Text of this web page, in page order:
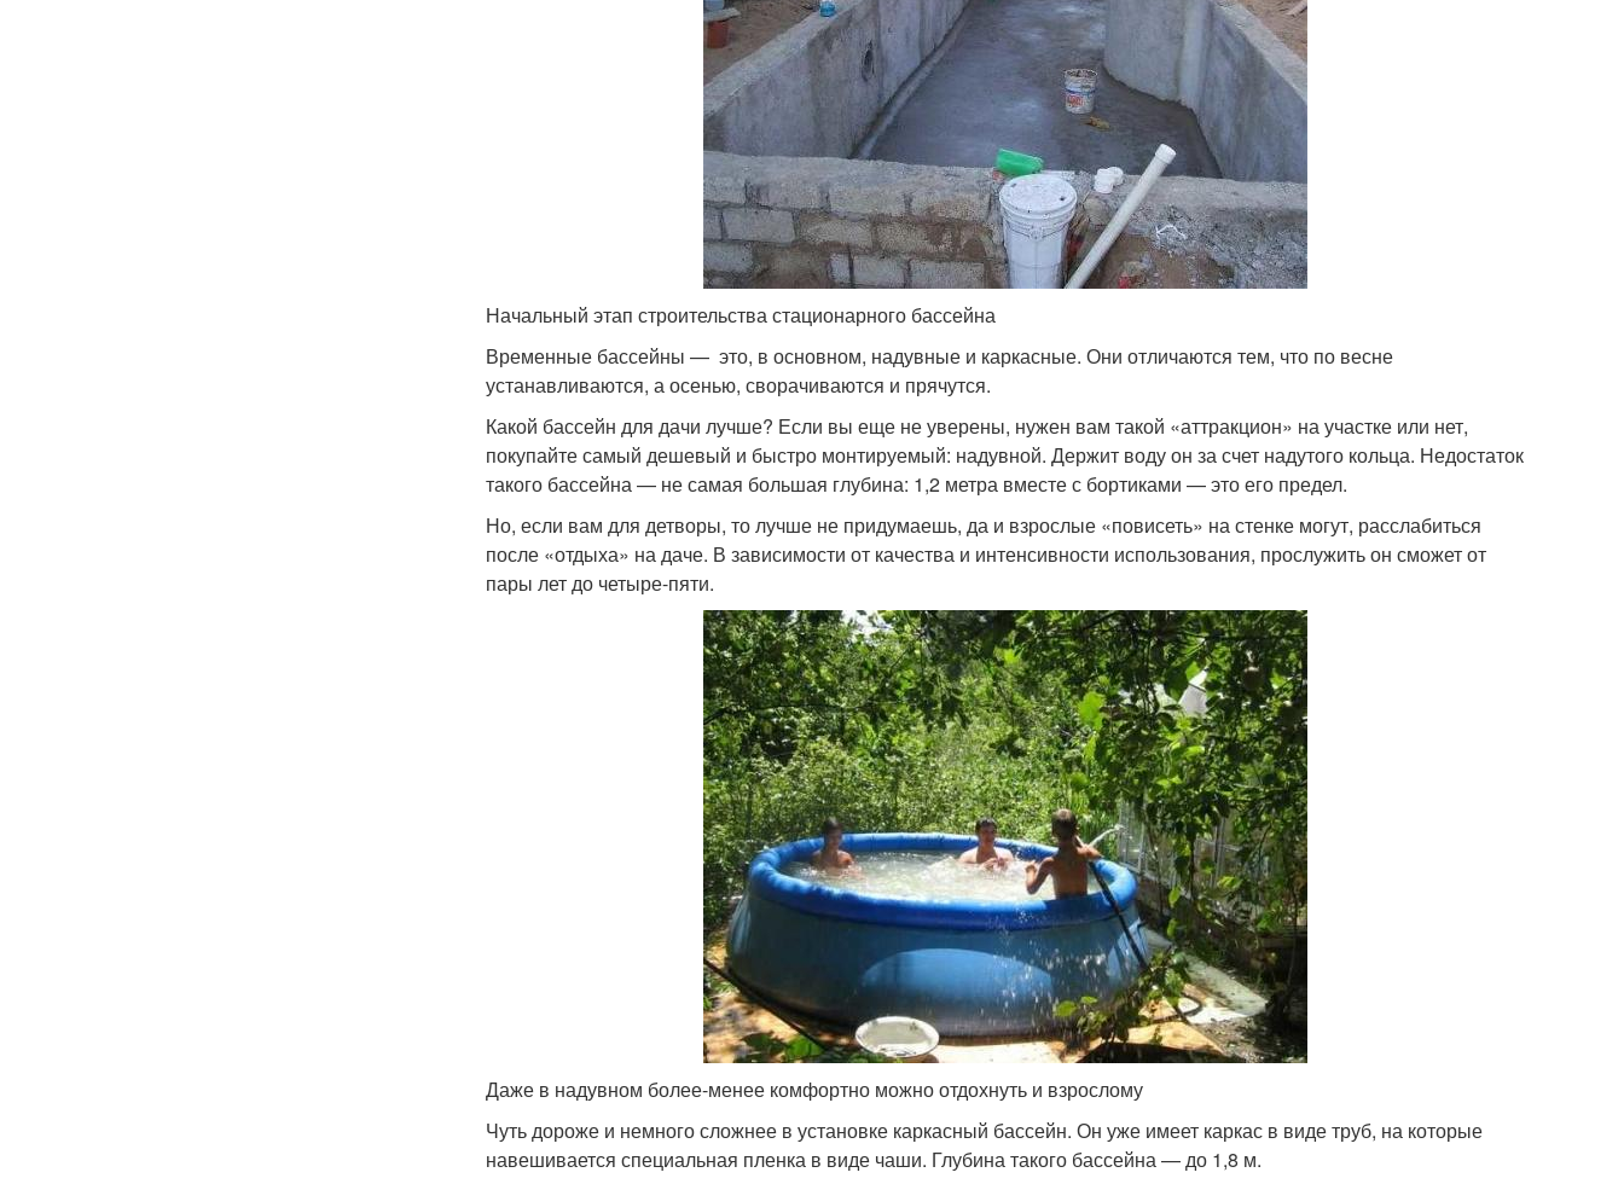
Начальный этап строительства стационарного бассейна
Временные бассейны — это, в основном, надувные и каркасные. Они отличаются тем, что по весне
устанавливаются, а осенью, сворачиваются и прячутся.
Какой бассейн для дачи лучше? Если вы еще не уверены, нужен вам такой «аттракцион» на участке или нет,
покупайте самый дешевый и быстро монтируемый: надувной. Держит воду он за счет надутого кольца. Недостаток
такого бассейна — не самая большая глубина: 1,2 метра вместе с бортиками — это его предел.
Но, если вам для детворы, то лучше не придумаешь, да и взрослые «повисеть» на стенке могут, расслабиться
после «отдыха» на даче. В зависимости от качества и интенсивности использования, прослужить он сможет от
пары лет до четыре-пяти.
Даже в надувном более-менее комфортно можно отдохнуть и взрослому
Чуть дороже и немного сложнее в установке каркасный бассейн. Он уже имеет каркас в виде труб, на которые
навешивается специальная пленка в виде чаши. Глубина такого бассейна — до 1,8 м.